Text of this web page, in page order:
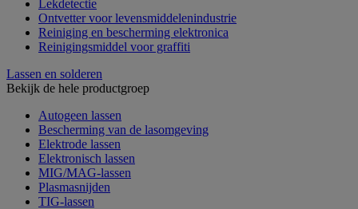
Lekdetectie
Ontvetter voor levensmiddelenindustrie
Reiniging en bescherming elektronica
Reinigingsmiddel voor graffiti
Lassen en solderen
Bekijk de hele productgroep
Autogeen lassen
Bescherming van de lasomgeving
Elektrode lassen
Elektronisch lassen
MIG/MAG-lassen
Plasmasnijden
TIG-lassen